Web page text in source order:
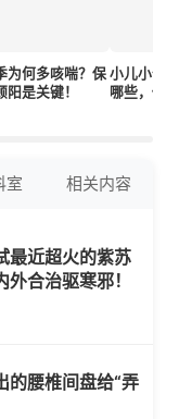
为何多咳喘？保
阳是关键！
小儿小便
哪些，你
室 相关内容
最近超火的紫苏
合治驱寒邪！
的腰椎间盘给“弄